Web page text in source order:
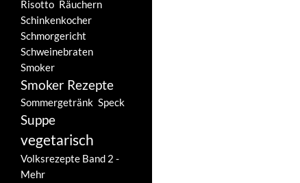
Risotto Räuchern
Schinkenkocher
Schmorgericht
Schweinebraten
Smoker
Smoker Rezepte
Sommergetränk Speck
Suppe
vegetarisch
Volksrezepte Band 2 -
Mehr